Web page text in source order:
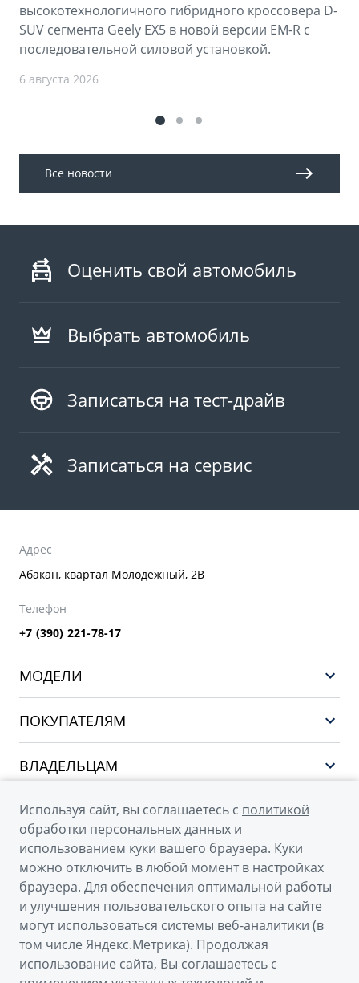
высокотехнологичного гибридного кроссовера D-
SUV сегмента Geely EX5 в новой версии EM-R с
последовательной силовой установкой.
6 августа 2026
Все новости
Оценить свой автомобиль
Выбрать автомобиль
Записаться на тест-драйв
Записаться на сервис
Адрес
Абакан, квартал Молодежный, 2В
Телефон
+7 (390) 221-78-17
МОДЕЛИ
EX5
CITYRAY
ATLAS
OKAVANGO
MONJARO
Архивные модели
ПОКУПАТЕЛЯМ
Финансы и услуги
ВЛАДЕЛЬЦАМ
Поддержка
О КОМПАНИИ
О бренде GEELY
О дилерском центре
Новости
Наша команда
Правовая информация
© 2026
Официальный сайт Geely в России
Политика обработки персональных данных
Используя сайт, вы соглашаетесь с политикой
обработки персональных данных и
использованием куки вашего браузера. Куки
можно отключить в любой момент в настройках
браузера. Для обеспечения оптимальной работы
и улучшения пользовательского опыта на сайте
могут использоваться системы веб-аналитики (в
том числе Яндекс.Метрика). Продолжая
использование сайта, Вы соглашаетесь с